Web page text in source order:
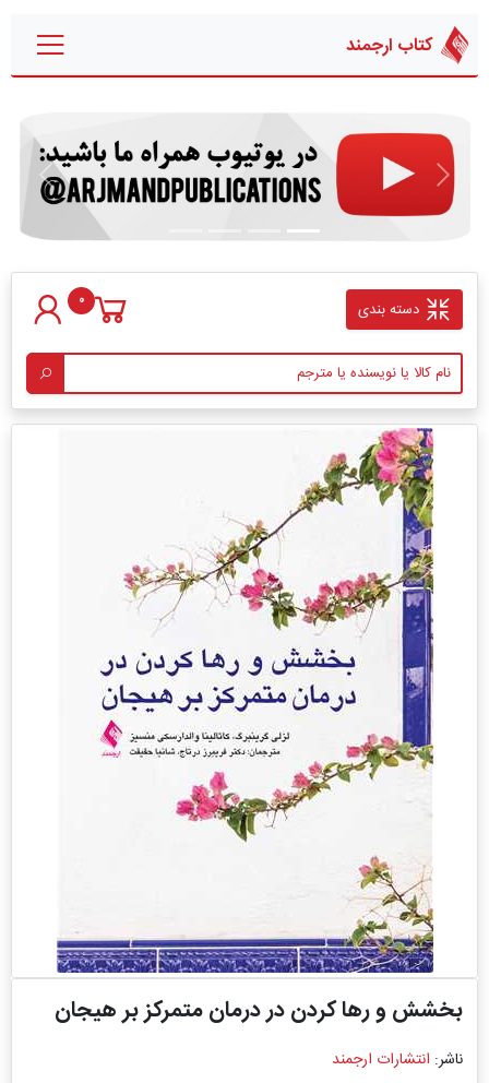
کتاب ارجمند
قبلی بعدی
دسته بندی 0
بخشش و رها کردن در درمان متمرکز بر هیجان
ناشر: انتشارات ارجمند